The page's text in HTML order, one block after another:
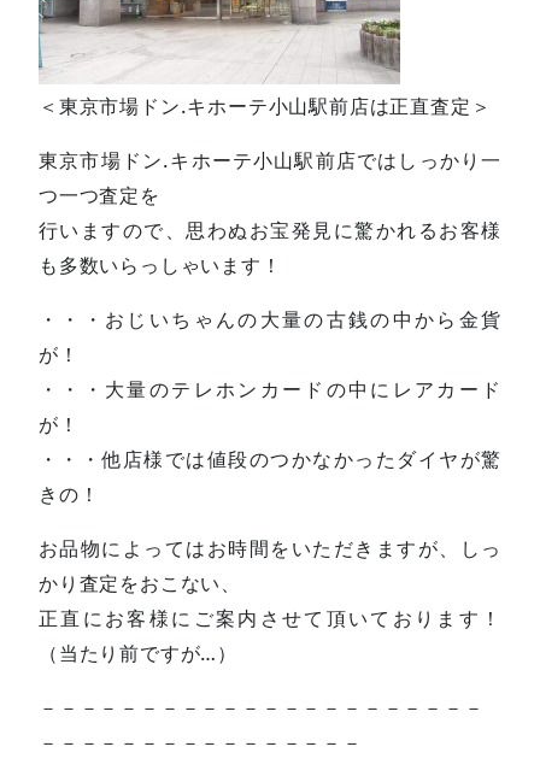
＜東京市場ドン.キホーテ小山駅前店は正直査定＞
東京市場ドン.キホーテ小山駅前店ではしっかり一
つ一つ査定を
行いますので、思わぬお宝発見に驚かれるお客様
も多数いらっしゃいます！
・・・おじいちゃんの大量の古銭の中から金貨
が！
・・・大量のテレホンカードの中にレアカード
が！
・・・他店様では値段のつかなかったダイヤが驚
きの！
お品物によってはお時間をいただきますが、しっ
かり査定をおこない、
正直にお客様にご案内させて頂いております！
（当たり前ですが…）
－－－－－－－－－－－－－－－－－－－－－－
－－－－－－－－－－－－－－－－